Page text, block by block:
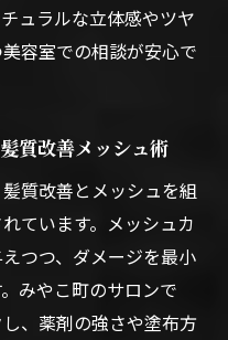
ュラルな立体感やツヤ
容室での相談が安心で
質改善メッシュ術
質改善とメッシュを組
ています。メッシュカ
つつ、ダメージを最小
みやこ町のサロンで
、薬剤の強さや塗布方